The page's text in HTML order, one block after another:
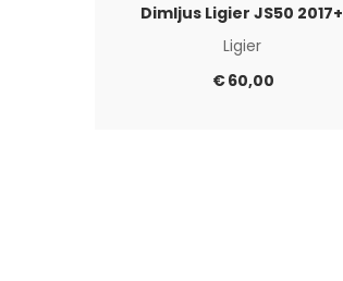
Dimljus Ligier JS50 2017+
Ligier
€60,00